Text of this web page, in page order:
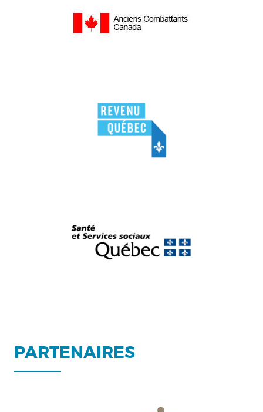
PARTENAIRES